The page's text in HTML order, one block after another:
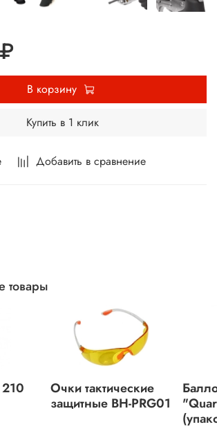
Добавить в сравнение
В корзину
Купить в 1 клик
товары
Очки тактические
защитные BH-PRG01